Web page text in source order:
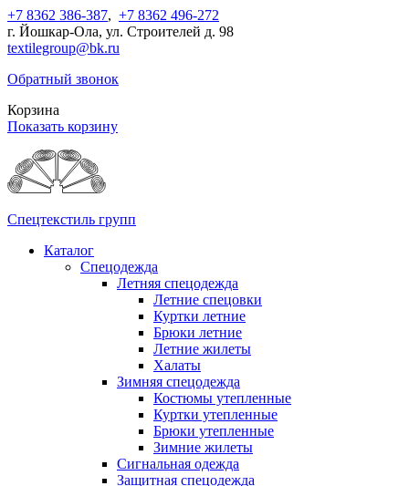
+7 8362 386-387, +7 8362 496-272
г. Йошкар-Ола, ул. Строителей д. 98
textilegroup@bk.ru
Обратный звонок
Корзина
Показать корзину
Спецтекстиль групп
Каталог
Спецодежда
Летняя спецодежда
Летние спецовки
Куртки летние
Брюки летние
Летние жилеты
Халаты
Зимняя спецодежда
Костюмы утепленные
Куртки утепленные
Брюки утепленные
Зимние жилеты
Сигнальная одежда
Защитная спецодежда